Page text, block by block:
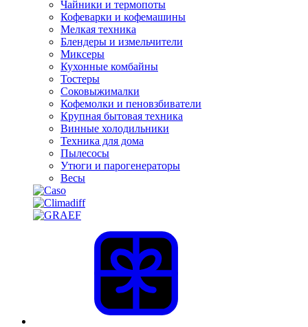
Чайники и термопоты
Кофеварки и кофемашины
Мелкая техника
Блендеры и измельчители
Миксеры
Кухонные комбайны
Тостеры
Соковыжималки
Кофемолки и пеновзбиватели
Крупная бытовая техника
Винные холодильники
Техника для дома
Пылесосы
Утюги и парогенераторы
Весы